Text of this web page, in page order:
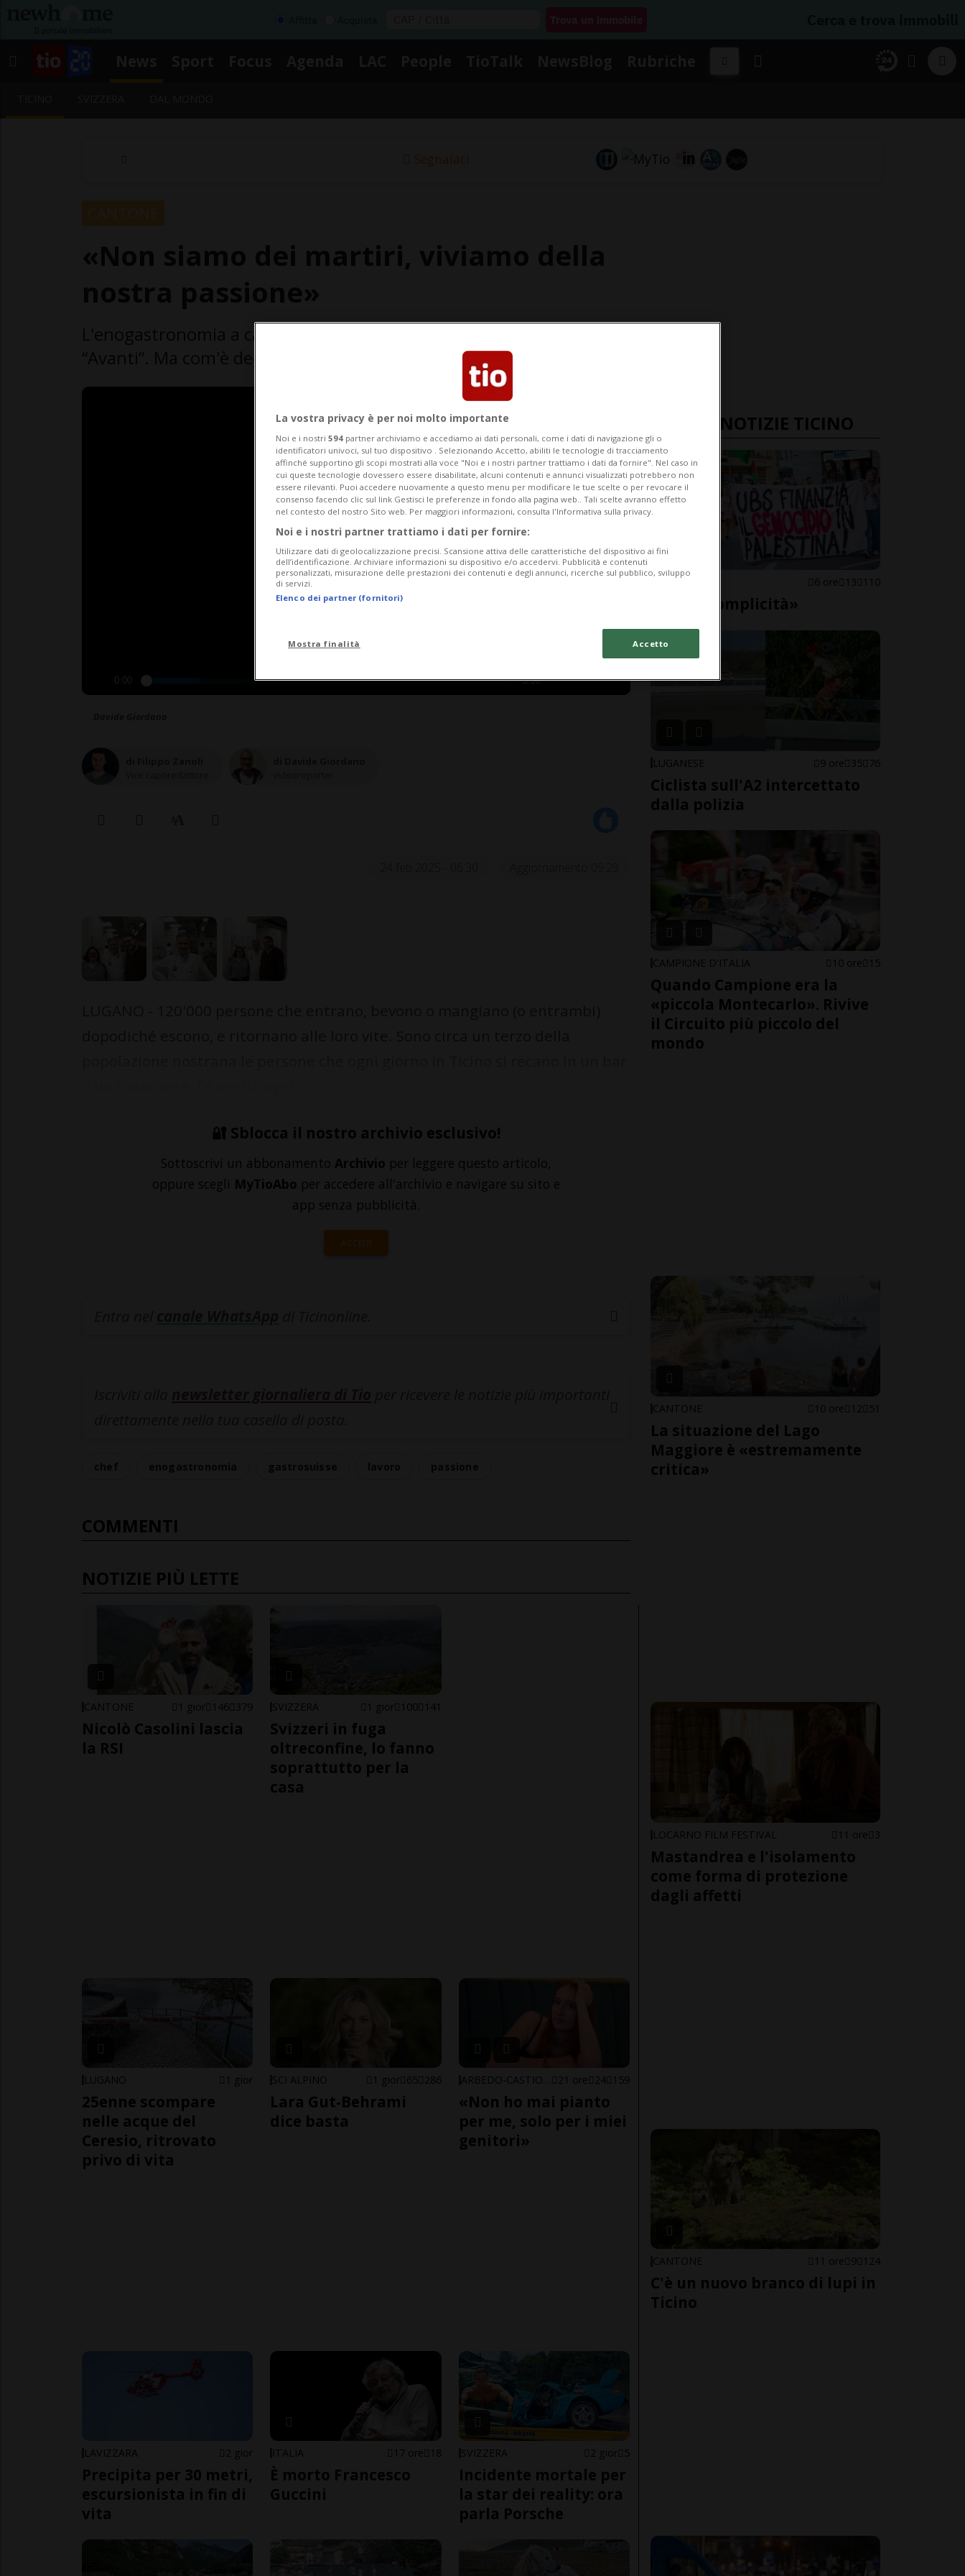
Segnalaci
“Avanti”. Ma com'è dedicare la vita a questa carriera?
0:00 3:38
🔐 Sblocca il nostro archivio esclusivo!
Sottoscrivi un abbonamento Archivio per leggere questo articolo,
oppure scegli MyTioAbo per accedere all'archivio e navigare su sito e
app senza pubblicità.
ACCEDI
COMMENTI
NOTIZIE PIÙ LETTE
CANTONE 1 gior 146 379
Nicolò Casolini lascia
la RSI
SVIZZERA 1 gior 100 141
Svizzeri in fuga
oltreconfine, lo fanno
soprattutto per la
casa
LUGANO 1 gior
25enne scompare
nelle acque del
Ceresio, ritrovato
privo di vita
SCI ALPINO 1 gior 65 286
Lara Gut-Behrami
dice basta
21 ore 24 159
«Non ho mai pianto
per me, solo per i miei
genitori»
LAVIZZARA 2 gior
Precipita per 30 metri,
escursionista in fin di
vita
ITALIA 17 ore 18
È morto Francesco
Guccini
SVIZZERA 2 gior 5
Incidente mortale per
la star dei reality: ora
parla Porsche
ULTIME NOTIZIE TICINO
LOCARNO 6 ore 13 110
«Basta complicità»
LUGANESE 9 ore 35 76
Ciclista sull'A2 intercettato
dalla polizia
CAMPIONE D'ITALIA 10 ore 15
Quando Campione era la
«piccola Montecarlo». Rivive
il Circuito più piccolo del
mondo
CANTONE 10 ore 12 51
La situazione del Lago
Maggiore è «estremamente
critica»
LOCARNO FILM FESTIVAL 11 ore 3
Mastandrea e l'isolamento
come forma di protezione
dagli affetti
CANTONE 11 ore 9 124
C'è un nuovo branco di lupi in
Ticino
La vostra privacy è per noi molto importante
Noi e i nostri 594 partner archiviamo e accediamo ai dati personali, come i dati di navigazione gli o
identificatori univoci, sul tuo dispositivo . Selezionando Accetto, abiliti le tecnologie di tracciamento
affinché supportino gli scopi mostrati alla voce "Noi e i nostri partner trattiamo i dati da fornire". Nel caso in
cui queste tecnologie dovessero essere disabilitate, alcuni contenuti e annunci visualizzati potrebbero non
essere rilevanti. Puoi accedere nuovamente a questo menu per modificare le tue scelte o per revocare il
consenso facendo clic sul link Gestisci le preferenze in fondo alla pagina web.. Tali scelte avranno effetto
nel contesto del nostro Sito web. Per maggiori informazioni, consulta l'Informativa sulla privacy.
Noi e i nostri partner trattiamo i dati per fornire:
Utilizzare dati di geolocalizzazione precisi. Scansione attiva delle caratteristiche del dispositivo ai fini
dell’identificazione. Archiviare informazioni su dispositivo e/o accedervi. Pubblicità e contenuti
personalizzati, misurazione delle prestazioni dei contenuti e degli annunci, ricerche sul pubblico, sviluppo
di servizi.
Elenco dei partner (fornitori)
Mostra finalità Accetto